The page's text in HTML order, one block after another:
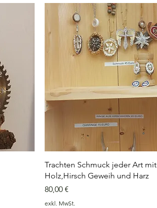
Trachten Schmuck jeder Art mit
Holz,Hirsch Geweih und Harz
Preis
80,00 €
exkl. MwSt.